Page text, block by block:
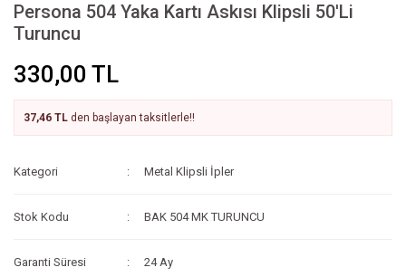
Persona 504 Yaka Kartı Askısı Klipsli 50'Li
Turuncu
330,00 TL
37,46 TL den başlayan taksitlerle!!
Kategori Metal Klipsli İpler
Stok Kodu BAK 504 MK TURUNCU
Garanti Süresi 24 Ay